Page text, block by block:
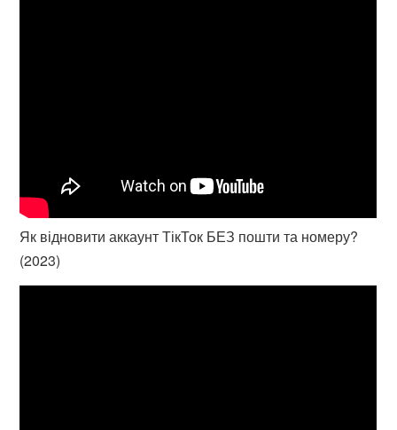
Як відновити аккаунт ТікТок БЕЗ пошти та номеру?
(2023)